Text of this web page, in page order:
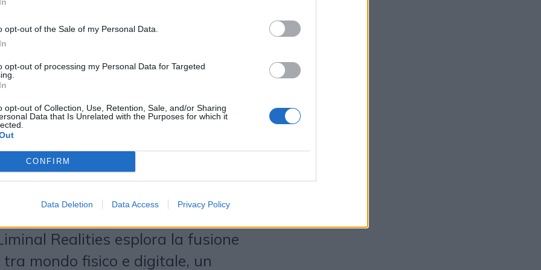
opt-out of the Sale of my Personal Data.
opt-out of processing my Personal Data for Targeted
opt-out of Collection, Use, Retention, Sale, and/or Sharing
Data that Is Unrelated with the Purposes for which it
CONFIRM
Data Deletion Data Access Privacy Policy
che emergono dal report ed
possono interpretare le
con i consumatori. La
Escaping the Aver-Age,
esigenza di esperienze
un antidoto
i brand a stimolare
La capacità di trovare
e spettacolarità diventa
vogliono connettersi con i
Realities esplora la fusione
mondo fisico e digitale, un